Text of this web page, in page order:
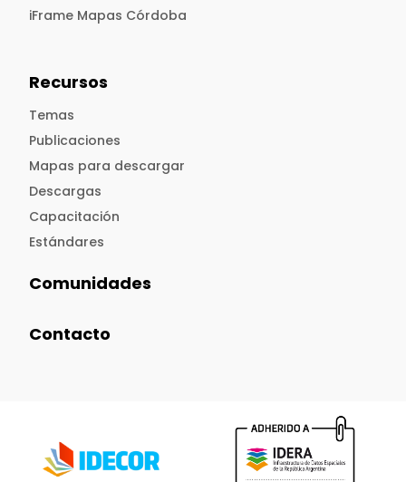
iFrame Mapas Córdoba
Recursos
Temas
Publicaciones
Mapas para descargar
Descargas
Capacitación
Estándares
Comunidades
Contacto